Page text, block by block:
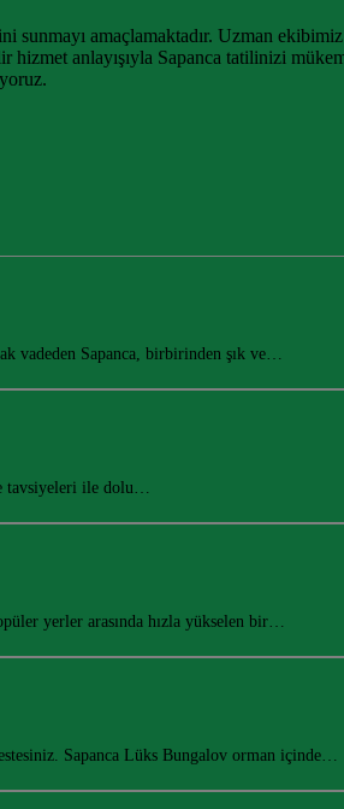
amaçlamaktadır. Uzman
anlayışıyla Sapanca tatilinizi
vadeden Sapanca, birbirinden şık ve…
tavsiyeleri ile dolu…
yerler arasında hızla yükselen bir…
Sapanca Lüks Bungalov orman içinde…